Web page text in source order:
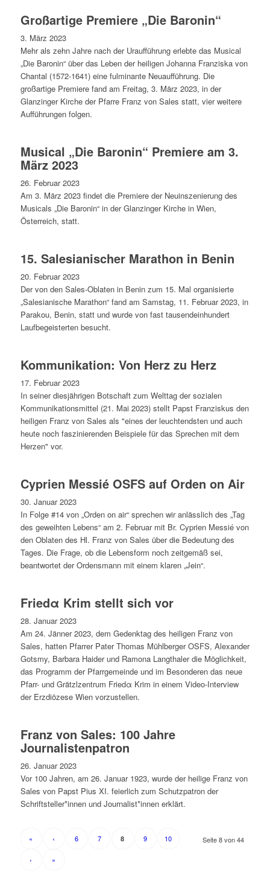
Großartige Premiere „Die Baronin“
3. März 2023
Mehr als zehn Jahre nach der Uraufführung erlebte das Musical
„Die Baronin“ über das Leben der heiligen Johanna Franziska von
Chantal (1572-1641) eine fulminante Neuaufführung. Die
großartige Premiere fand am Freitag, 3. März 2023, in der
Glanzinger Kirche der Pfarre Franz von Sales statt, vier weitere
Aufführungen folgen.
Musical „Die Baronin“ Premiere am 3.
März 2023
26. Februar 2023
Am 3. März 2023 findet die Premiere der Neuinszenierung des
Musicals „Die Baronin“ in der Glanzinger Kirche in Wien,
Österreich, statt.
15. Salesianischer Marathon in Benin
20. Februar 2023
Der von den Sales-Oblaten in Benin zum 15. Mal organisierte
„Salesianische Marathon“ fand am Samstag, 11. Februar 2023, in
Parakou, Benin, statt und wurde von fast tausendeinhundert
Laufbegeisterten besucht.
Kommunikation: Von Herz zu Herz
17. Februar 2023
In seiner diesjährigen Botschaft zum Welttag der sozialen
Kommunikationsmittel (21. Mai 2023) stellt Papst Franziskus den
heiligen Franz von Sales als "eines der leuchtendsten und auch
heute noch faszinierenden Beispiele für das Sprechen mit dem
Herzen" vor.
Cyprien Messié OSFS auf Orden on Air
30. Januar 2023
In Folge #14 von „Orden on air“ sprechen wir anlässlich des „Tag
des geweihten Lebens“ am 2. Februar mit Br. Cyprien Messié von
den Oblaten des Hl. Franz von Sales über die Bedeutung des
Tages. Die Frage, ob die Lebensform noch zeitgemäß sei,
beantwortet der Ordensmann mit einem klaren „Jein“.
Friedα Krim stellt sich vor
28. Januar 2023
Am 24. Jänner 2023, dem Gedenktag des heiligen Franz von
Sales, hatten Pfarrer Pater Thomas Mühlberger OSFS, Alexander
Gotsmy, Barbara Haider und Ramona Langthaler die Möglichkeit,
das Programm der Pfarrgemeinde und im Besonderen das neue
Pfarr- und Grätzlzentrum Friedα Krim in einem Video-Interview
der Erzdiözese Wien vorzustellen.
Franz von Sales: 100 Jahre
Journalistenpatron
26. Januar 2023
Vor 100 Jahren, am 26. Januar 1923, wurde der heilige Franz von
Sales von Papst Pius XI. feierlich zum Schutzpatron der
Schriftsteller*innen und Journalist*innen erklärt.
Seite 8 von 44
« ‹ 6 7 8 9 10
› »